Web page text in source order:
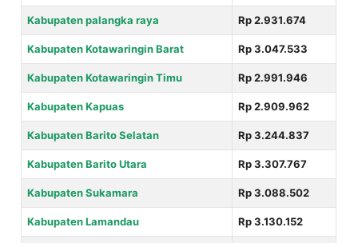
Kabupaten palangka raya Rp 2.931.674
Kabupaten Kotawaringin Barat Rp 3.047.533
Kabupaten Kotawaringin Timu Rp 2.991.946
Kabupaten Kapuas Rp 2.909.962
Kabupaten Barito Selatan Rp 3.244.837
Kabupaten Barito Utara Rp 3.307.767
Kabupaten Sukamara Rp 3.088.502
Kabupaten Lamandau Rp 3.130.152